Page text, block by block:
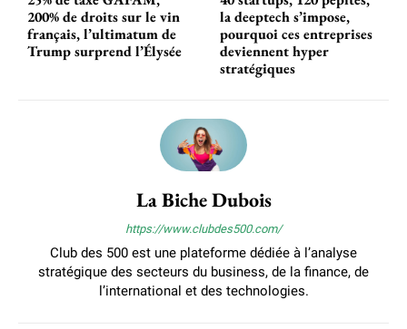
200% de droits sur le vin
français, l’ultimatum de
Trump surprend l’Élysée
la deeptech s’impose,
pourquoi ces entreprises
deviennent hyper
stratégiques
La Biche Dubois
https://www.clubdes500.com/
Club des 500 est une plateforme dédiée à l’analyse
stratégique des secteurs du business, de la finance, de
l’international et des technologies.